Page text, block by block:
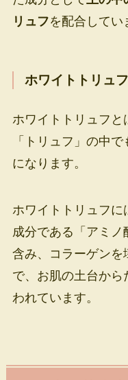
リュフを配合してい
ホワイトトリュフ
ホワイトトリュフ
「トリュフ」の中
になります。
ホワイトトリュフ
成分である「アミノ
含み、コラーゲン
で、お肌の土台か
われています。